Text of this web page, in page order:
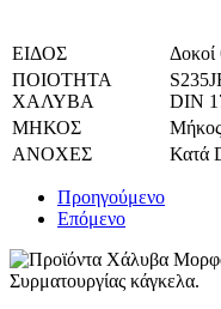
ΕΙΔΟΣ
ΠΟΙΟΤΗΤΑ
ΧΑΛΥΒΑ
DIN
ΜΗΚΟΣ
ΑΝΟΧΕΣ
Κατά
Προηγούμενο
Επόμενο